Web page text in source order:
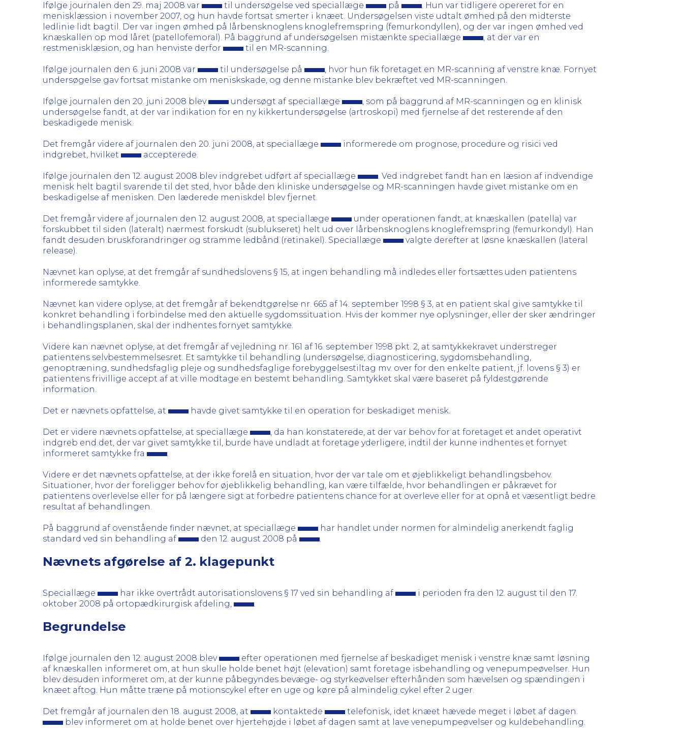
Ifølge journalen den 29. maj 2008 var til undersøgelse ved speciallæge på
. Hun var tidligere opereret for en
menisklæssion i november 2007, og hun havde fortsat smerter i knæet. Undersøgelsen viste udtalt ømhed på den midterste
ledlinie lidt bagtil. Der var ingen ømhed på lårbensknoglens knoglefremspring (femurkondyllen), og der var ingen ømhed ved
knæskallen op mod låret (patellofemoral). På baggrund af undersøgelsen mistænkte speciallæge
, at der var en
restmenisklæsion, og han henviste derfor
til en MR-scanning.
Ifølge journalen den 6. juni 2008 var til undersøgelse på
, hvor hun fik foretaget en MR-scanning af venstre knæ. Fornyet
undersøgelse gav fortsat mistanke om meniskskade, og denne mistanke blev bekræftet ved MR-scanningen.
Ifølge journalen den 20. juni 2008 blev undersøgt af speciallæge
, som på baggrund af MR-scanningen og en klinisk
undersøgelse fandt, at der var indikation for en ny kikkertundersøgelse (artroskopi) med fjernelse af det resterende af den
beskadigede menisk.
Det fremgår videre af journalen den 20. juni 2008, at speciallæge
informerede om prognose, procedure og risici ved
indgrebet, hvilket
accepterede.
Ifølge journalen den 12. august 2008 blev indgrebet udført af speciallæge
. Ved indgrebet fandt han en læsion af indvendige
menisk helt bagtil svarende til det sted, hvor både den kliniske undersøgelse og MR-scanningen havde givet mistanke om en
beskadigelse af menisken. Den læderede meniskdel blev fjernet.
Det fremgår videre af journalen den 12. august 2008, at speciallæge
under operationen fandt, at knæskallen (patella) var
forskubbet til siden (lateralt) nærmest forskudt (sublukseret) helt ud over lårbensknoglens knoglefremspring (femurkondyl). Han
fandt desuden bruskforandringer og stramme ledbånd (retinakel). Speciallæge
valgte derefter at løsne knæskallen (lateral
release).
Nævnet kan oplyse, at det fremgår af sundhedslovens § 15, at ingen behandling må indledes eller fortsættes uden patientens
informerede samtykke.
Nævnet kan videre oplyse, at det fremgår af bekendtgørelse nr. 665 af 14. september 1998 § 3, at en patient skal give samtykke til
konkret behandling i forbindelse med den aktuelle sygdomssituation. Hvis der kommer nye oplysninger, eller der sker ændringer
i behandlingsplanen, skal der indhentes fornyet samtykke.
Videre kan nævnet oplyse, at det fremgår af vejledning nr. 161 af 16. september 1998 pkt. 2, at samtykkekravet understreger
patientens selvbestemmelsesret. Et samtykke til behandling (undersøgelse, diagnosticering, sygdomsbehandling,
genoptræning, sundhedsfaglig pleje og sundhedsfaglige forebyggelsestiltag mv. over for den enkelte patient, jf. lovens § 3) er
patientens frivillige accept af at ville modtage en bestemt behandling. Samtykket skal være baseret på fyldestgørende
information.
Det er nævnets opfattelse, at havde givet samtykke til en operation for beskadiget menisk.
Det er videre nævnets opfattelse, at speciallæge
, da han konstaterede, at der var behov for at foretaget et andet operativt
indgreb end det, der var givet samtykke til, burde have undladt at foretage yderligere, indtil der kunne indhentes et fornyet
informeret samtykke fra
.
Videre er det nævnets opfattelse, at der ikke forelå en situation, hvor der var tale om et øjeblikkeligt behandlingsbehov.
Situationer, hvor der foreligger behov for øjeblikkelig behandling, kan være tilfælde, hvor behandlingen er påkrævet for
patientens overlevelse eller for på længere sigt at forbedre patientens chance for at overleve eller for at opnå et væsentligt bedre
resultat af behandlingen.
På baggrund af ovenstående finder nævnet, at speciallæge
har handlet under normen for almindelig anerkendt faglig
standard ved sin behandling af
den 12. august 2008 på .
Nævnets afgørelse af 2. klagepunkt
Speciallæge har ikke overtrådt autorisationslovens § 17 ved sin behandling af
i perioden fra den 12. august til den 17.
oktober 2008 på ortopædkirurgisk afdeling,
.
Begrundelse
Ifølge journalen den 12. august 2008 blev
efter operationen med fjernelse af beskadiget menisk i venstre knæ samt løsning
af knæskallen informeret om, at hun skulle holde benet højt (elevation) samt foretage isbehandling og venepumpeøvelser. Hun
blev desuden informeret om, at der kunne påbegyndes bevæge- og styrkeøvelser efterhånden som hævelsen og spændingen i
knæet aftog. Hun måtte træne på motionscykel efter en uge og køre på almindelig cykel efter 2 uger.
Det fremgår af journalen den 18. august 2008, at kontaktede
telefonisk, idet knæet hævede meget i løbet af dagen.
blev informeret om at holde benet over hjertehøjde i løbet af dagen samt at lave venepumpeøvelser og kuldebehandling.